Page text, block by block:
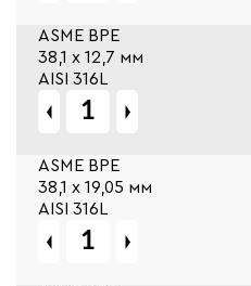
ASME BPE
38,1 х 12,7 мм
AISI 316L
ASME BPE
38,1 х 19,05 мм
AISI 316L